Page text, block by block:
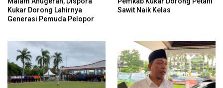
Kukar Dorong Lahirnya
Generasi Pemuda Pelopor
Sawit Naik Kelas